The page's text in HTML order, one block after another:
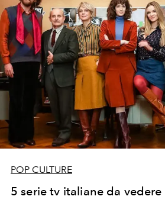
POP CULTURE
5 serie tv italiane da